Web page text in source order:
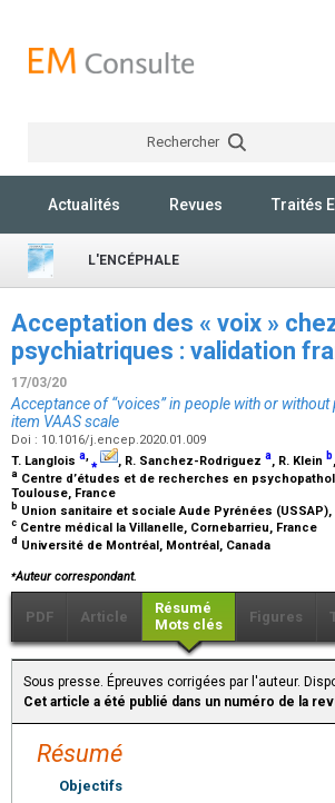
Rechercher
Actualités Revues Traités
L'ENCÉPHALE
Acceptation des « voix »
psychiatriques : validation
17/03/20
Acceptance of “voices” in people with or
item VAAS scale
Doi : 10.1016/j.encep.2020.01.009
T. Langlois a,⁎ , R. Sanchez-Rodriguez a, R. Klein b
a Centre d’études et de recherches en
Toulouse, France
b Union sanitaire et sociale Aude Pyrénées (USSAP),
c Centre médical la Villanelle, Cornebarrieu, France
d Université de Montréal, Montréal, Canada
⁎Auteur correspondant.
PDF Article
Résumé
Mots clés
Figures
Sous presse. Épreuves corrigées par l'auteur.
Cet article a été publié dans un numéro de la
Résumé
Objectifs